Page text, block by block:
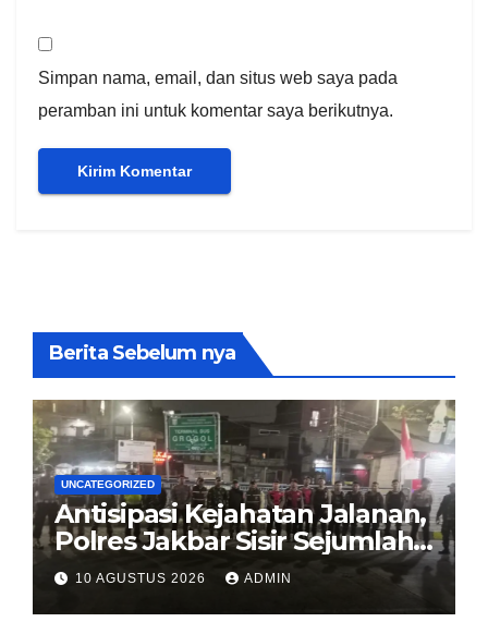
Simpan nama, email, dan situs web saya pada
peramban ini untuk komentar saya berikutnya.
Berita Sebelum nya
UNCATEGORIZED
Antisipasi Kejahatan Jalanan,
Polres Jakbar Sisir Sejumlah
Ruas Jalan Lewat Patroli
Mobile
10 AGUSTUS 2026 ADMIN